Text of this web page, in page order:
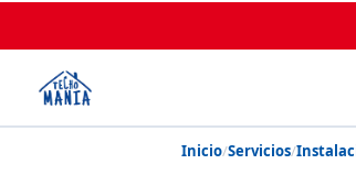
Inicio/Servicios/